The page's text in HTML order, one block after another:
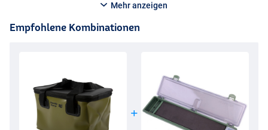
Mehr anzeigen
Empfohlene Kombinationen